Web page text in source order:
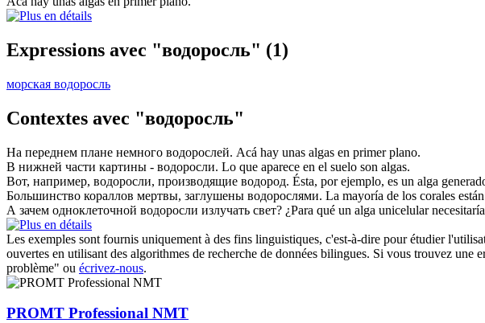
Expressions avec "водоросль" (1)
морская водоросль
Contextes avec "водоросль"
На переднем плане немного водорослей. Acá hay unas algas en primer plano.
В нижней части картины - водоросли. Lo que aparece en el suelo son algas.
Вот, например, водоросли, производящие водород. Ésta, por ejemplo, es un alga
Большинство кораллов мертвы, заглушены водорослями. La mayoría de los corales
А зачем одноклеточной водоросли излучать свет? ¿Para qué un alga unicelular
Les exemples sont fournis uniquement à des fins linguistiques, c'est-à-dire pour étudier
ouvertes en utilisant des algorithmes de recherche de données bilingues. Si vous trouvez
problème" ou écrivez-nous.
PROMT Professional NMT